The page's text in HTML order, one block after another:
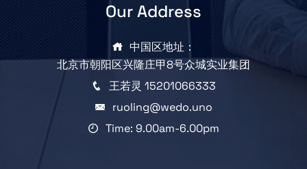
Our Address
中国区地址：
北京市朝阳区兴隆庄甲8号众城实业集团
王若灵 15201066333
ruoling@wedo.uno
Time: 9.00am-6.00pm